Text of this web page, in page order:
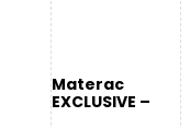
Materac
EXCLUSIVE –